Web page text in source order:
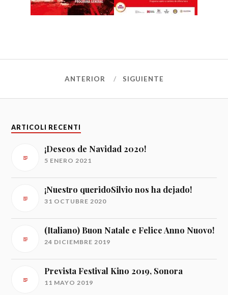
ANTERIOR SIGUIENTE
ARTICOLI RECENTI
¡Deseos de Navidad 2020!
5 ENERO 2021
¡Nuestro queridoSilvio nos ha dejado!
31 OCTUBRE 2020
(Italiano) Buon Natale e Felice Anno Nuovo!
24 DICIEMBRE 2019
Prevista Festival Kino 2019, Sonora
11 MAYO 2019